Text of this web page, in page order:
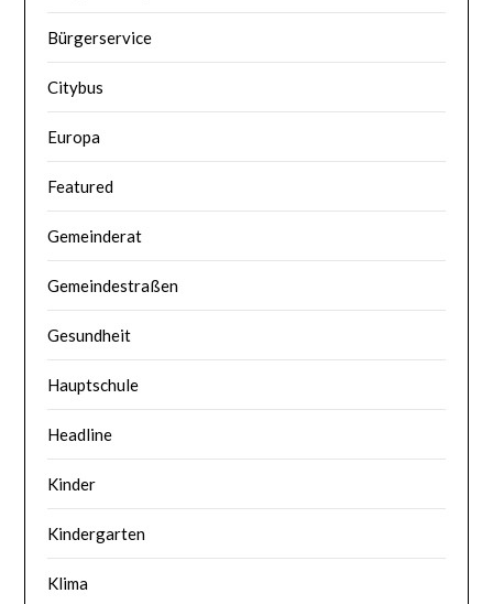
Bürgerservice
Citybus
Europa
Featured
Gemeinderat
Gemeindestraßen
Gesundheit
Hauptschule
Headline
Kinder
Kindergarten
Klima